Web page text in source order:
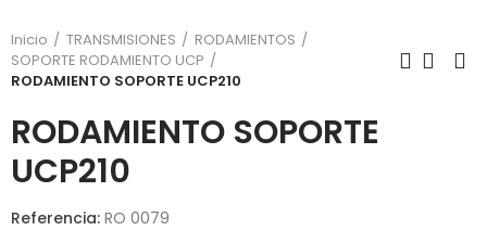
Inicio TRANSMISIONES
RODAMIENTOS
SOPORTE RODAMIENTO UCP
RODAMIENTO SOPORTE UCP210
RODAMIENTO SOPORTE
UCP210
Referencia: RO 0079